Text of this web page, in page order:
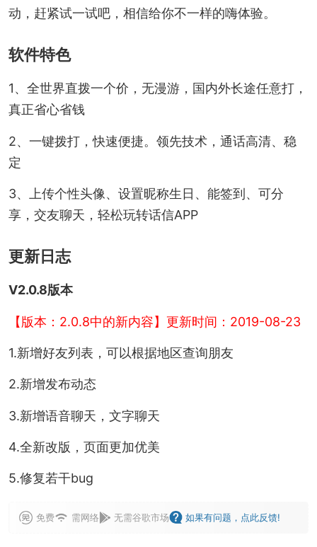
动，赶紧试一试吧，相信给你不一样的嗨体验。
软件特色
1、全世界直拨一个价，无漫游，国内外长途任意打，
真正省心省钱
2、一键拨打，快速便捷。领先技术，通话高清、稳
定
3、上传个性头像、设置昵称生日、能签到、可分
享，交友聊天，轻松玩转话信APP
更新日志
V2.0.8版本
【版本：2.0.8中的新内容】更新时间：2019-08-23
1.新增好友列表，可以根据地区查询朋友
2.新增发布动态
3.新增语音聊天，文字聊天
4.全新改版，页面更加优美
5.修复若干bug
免费 需网络 无需谷歌市场 如果有问题，点此反馈!